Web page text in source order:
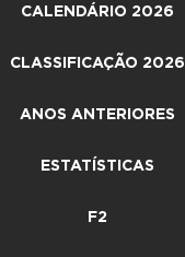
CALENDÁRIO 2026
CLASSIFICAÇÃO 2026
ANOS ANTERIORES
ESTATÍSTICAS
F2